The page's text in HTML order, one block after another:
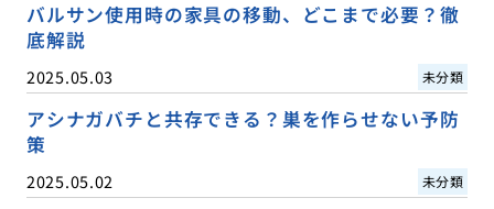
バルサン使用時の家具の移動、どこまで必要？徹
底解説
2025.05.03 未分類
アシナガバチと共存できる？巣を作らせない予防
策
2025.05.02 未分類